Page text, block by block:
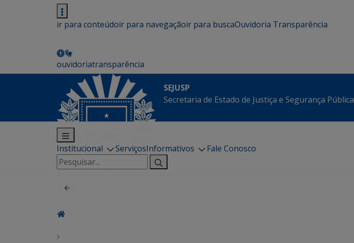
ir para conteúdoir para navegaçãoir para buscaOuvidoria Transparência
ouvidoriatransparência
SEJUSP
Secretaria de Estado de Justiça e Segurança Pública
Institucional ServiçosInformativos
Fale Conosco
Pesquisar
por: